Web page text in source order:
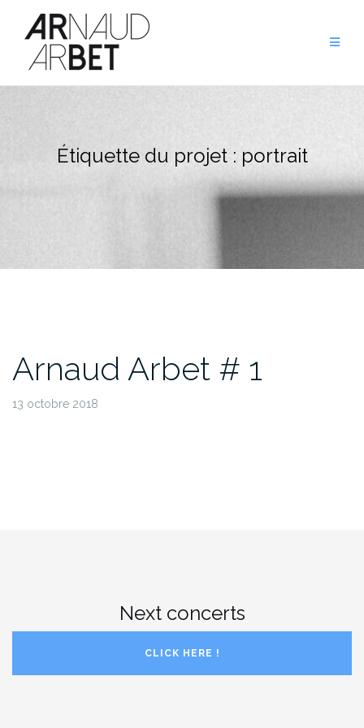
contenu
Étiquette du projet : portrait
Arnaud Arbet # 1
13 octobre 2018
Next concerts
CLICK HERE !